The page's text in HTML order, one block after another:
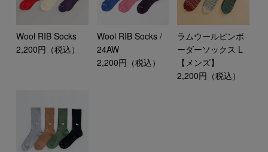
Wool RIB Socks
2,200円（税込）
Wool RIB Socks /
24AW
2,200円（税込）
ラムウールピンボ
ーダーソックス L
【メンズ】
2,200円（税込）